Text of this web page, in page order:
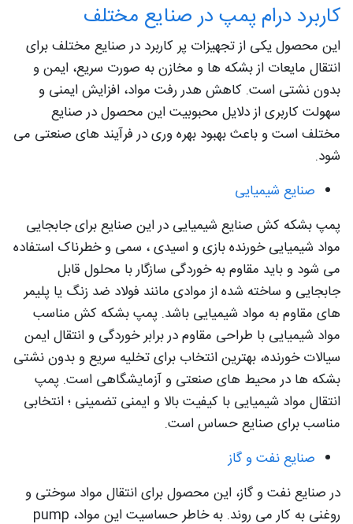
کاربرد درام پمپ در صنایع مختلف
این محصول یکی از تجهیزات پر کاربرد در صنایع مختلف برای
انتقال مایعات از بشکه ها و مخازن به صورت سریع، ایمن و
بدون نشتی است. کاهش هدر رفت مواد، افزایش ایمنی و
سهولت کاربری از دلایل محبوبیت این محصول در صنایع
مختلف است و باعث بهبود بهره وری در فرآیند های صنعتی می
شود.
صنایع شیمیایی
پمپ بشکه کش صنایع شیمیایی در این صنایع برای جابجایی
مواد شیمیایی خورنده بازی و اسیدی ، سمی و خطرناک استفاده
می شود و باید مقاوم به خوردگی سازگار با محلول قابل
جابجایی و ساخته شده از موادی مانند فولاد ضد زنگ یا پلیمر
های مقاوم به مواد شیمیایی باشد. پمپ بشکه کش مناسب
مواد شیمیایی با طراحی مقاوم در برابر خوردگی و انتقال ایمن
سیالات خورنده، بهترین انتخاب برای تخلیه سریع و بدون نشتی
بشکه ها در محیط های صنعتی و آزمایشگاهی است. پمپ
انتقال مواد شیمیایی با کیفیت بالا و ایمنی تضمینی ؛ انتخابی
مناسب برای صنایع حساس است.
صنایع نفت و گاز
در صنایع نفت و گاز، این محصول برای انتقال مواد سوختی و
روغنی به کار می روند. به خاطر حساسیت این مواد، pump